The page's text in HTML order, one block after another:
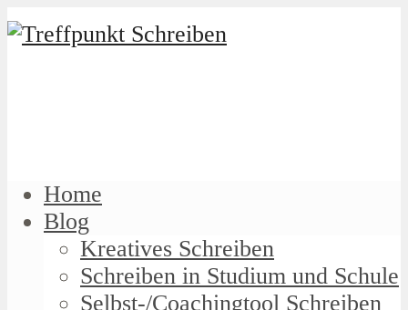
Home
Blog
Kreatives Schreiben
Schreiben in Studium und Schule
Selbst-/Coachingtool Schreiben